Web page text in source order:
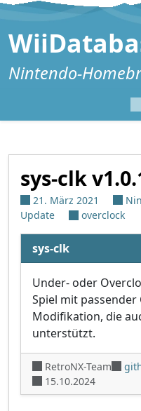
Zum Inhalt springen
Nintendo-
sys-clk
21. März 2021
Update
overclock
sys-clk
Under- oder
Spiel mit passender
Modifikation, die
unterstützt.
RetroNX-Team
15.10.2024